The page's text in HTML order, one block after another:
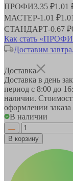
ПРОФИ3.35 ₽1.01
МАСТЕР-1.01 ₽
СТАНДАРТ-0.67 ₽
Как стать
Доставим
Доставка
Доставка в день
период с 8:00 до
наличии.
оформлении
В наличии
В корзину